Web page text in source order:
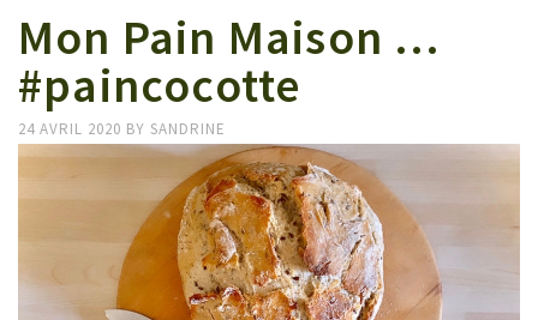
Mon Pain Maison …
#paincocotte
24 AVRIL 2020 BY SANDRINE